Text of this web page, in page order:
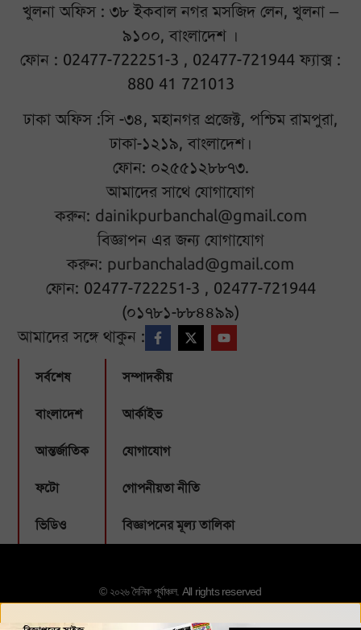
খুলনা অফিস : ৩৮ ইকবাল নগর মসজিদ লেন, খুলনা –
৯১০০, বাংলাদেশ ।
ফোন : 02477-722251-3 , 02477-721944 ফ্যাক্স :
880 41 721013
ঢাকা অফিস :সি -৩৪, মহানগর প্রজেক্ট, পশ্চিম রামপুরা,
ঢাকা-১২১৯, বাংলাদেশ।
ফোন: ০২৫৫১২৮৮৭৩.
আমাদের সাথে যোগাযোগ
করুন: dainikpurbanchal@gmail.com
বিজ্ঞাপন এর জন্য যোগাযোগ
করুন: purbanchalad@gmail.com
ফোন: 02477-722251-3 , 02477-721944
(০১৭৮১-৮৮৪৪৯৯)
আমাদের সঙ্গে থাকুন :
সর্বশেষ
বাংলাদেশ
আন্তর্জাতিক
ফটো
ভিডিও
সম্পাদকীয়
আর্কাইভ
যোগাযোগ
গোপনীয়তা নীতি
বিজ্ঞাপনের মূল্য তালিকা
© ২০২৬ দৈনিক পূর্বাঞ্চল. All rights reserved